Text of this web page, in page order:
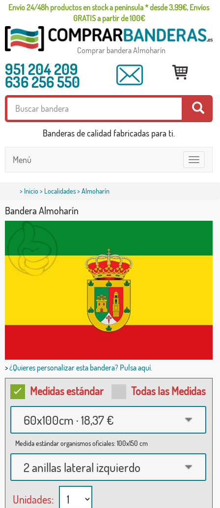
Envío 24/48h productos en stock a península * desde 3,99€, Envíos
GRATIS a partir de 100€
Comprar bandera Almoharín
951 204 209
636 256 550
Banderas de calidad fabricadas para ti.
Toggle
navigation
Menú
> Inicio> Localidades> Almoharín
Bandera Almoharín
>¿Quieres personalizar esta bandera? Pulsa aquí.
Medidas estándar Todas las Medidas
60x100cm · 18,37 €
Medida estándar organismos oficiales: 100x150 cm
2 anillas lateral izquierdo
Unidades: